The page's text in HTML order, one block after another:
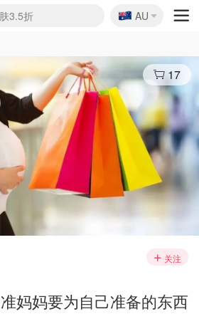
上新
3.5折
折
价汇总
9折
市实拍
捡漏
牌1折起
折起
折护肤1折
总
物
奢地板价
6折
饰2折
票$29
物
肤
面霜$29
馆门票6折
送香薰
历$525
$16
£56
4折
6折起
2.7折
容仪$881
Live
折
4折
折
德次日达
具8折
值$529
8折
+赠礼
精华
奢8折
全场8折
荐
视$664
礼
折+赠礼
赠彩妆套装
🇦🇺
AU
17
关注
妈妈要为自己准备的东西